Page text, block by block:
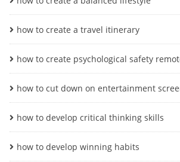
how to create a travel itinerary
how to create psychological safety
how to cut down on entertainment
how to develop critical thinking skills
how to develop winning habits